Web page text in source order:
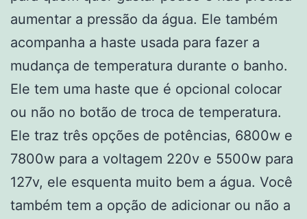
aumentar a pressão da água. Ele também
acompanha a haste usada para fazer a
mudança de temperatura durante o banho.
Ele tem uma haste que é opcional colocar
ou não no botão de troca de temperatura.
Ele traz três opções de potências, 6800w e
7800w para a voltagem 220v e 5500w para
127v, ele esquenta muito bem a água. Você
também tem a opção de adicionar ou não a